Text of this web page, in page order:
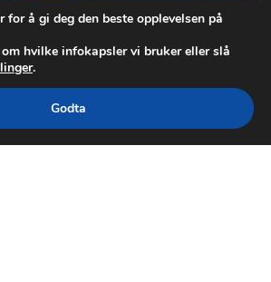
å gi deg den beste opplevelsen på
hvilke infokapsler vi bruker eller slå
.
Godta